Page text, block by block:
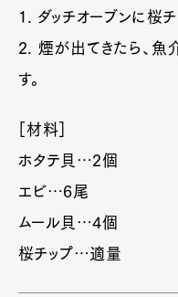
1. ダッチオーブンに桜
2. 煙が出てきたら、
す。
［材料］
ホタテ貝…2個
エビ…6尾
ムール貝…4個
桜チップ…適量